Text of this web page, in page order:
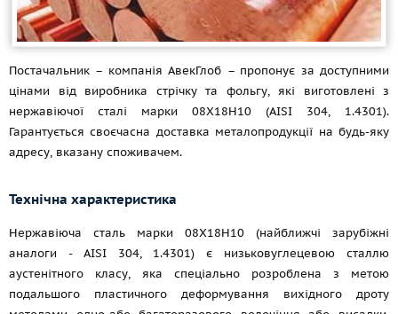
Постачальник – компанія АвекГлоб – пропонує за доступними
цінами від виробника стрічку та фольгу, які виготовлені з
нержавіючої сталі марки 08Х18Н10 (AISI 304, 1.4301).
Гарантується своєчасна доставка металопродукції на будь-яку
адресу, вказану споживачем.
Технічна характеристика
Нержавіюча сталь марки 08Х18Н10 (найближчі зарубіжні
аналоги - AISI 304, 1.4301) є низьковуглецевою сталлю
аустенітного класу, яка спеціально розроблена з метою
подальшого пластичного деформування вихідного дроту